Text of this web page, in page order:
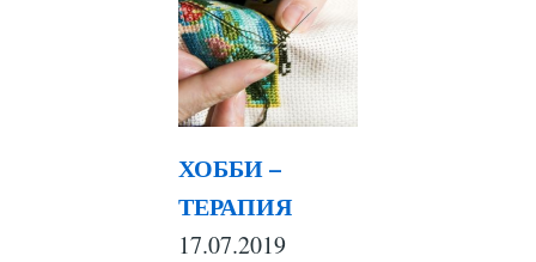
ХОББИ –
ТЕРАПИЯ
17.07.2019